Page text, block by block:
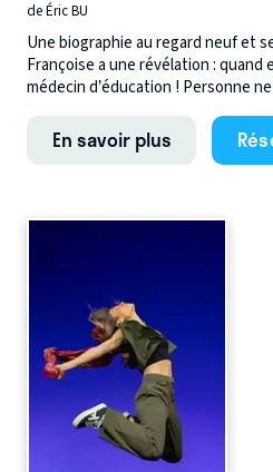
de Éric BU
Une biographie au regard neuf et
Françoise a une révélation : quand
médecin d’éducation ! Personne
En savoir plus